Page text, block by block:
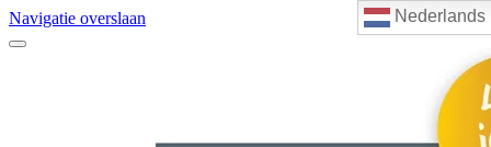
Nederlands
Navigatie overslaan